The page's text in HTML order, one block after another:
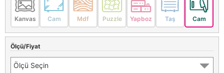
Kanvas Cam Mdf Puzzle Yapboz Taş Cam
Ölçü/Fiyat
Ölçü Seçin